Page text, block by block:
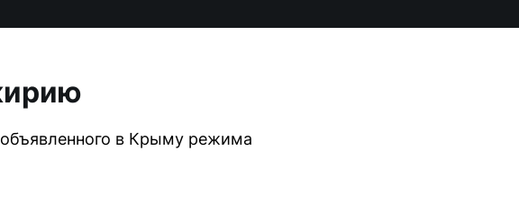
в Крыму режима